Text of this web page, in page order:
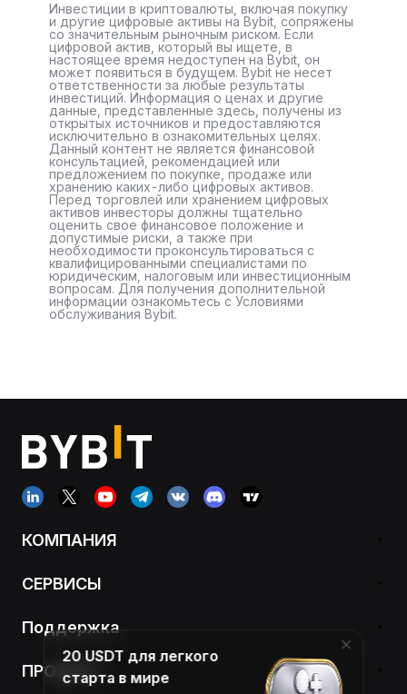
Инвестиции в криптовалюты, включая покупку
и другие цифровые активы на Bybit, сопряжены
со значительным рыночным риском. Если
цифровой актив, который вы ищете, в
настоящее время недоступен на Bybit, он
может появиться в будущем. Bybit не несет
ответственности за любые результаты
инвестиций. Информация о ценах и другие
данные, представленные здесь, получены из
открытых источников и предоставляются
исключительно в ознакомительных целях.
Данный контент не является финансовой
консультацией, рекомендацией или
предложением по покупке, продаже или
хранению каких-либо цифровых активов.
Перед торговлей или хранением цифровых
активов инвесторы должны тщательно
оценить свое финансовое положение и
допустимые риски, а также при
необходимости проконсультироваться с
квалифицированными специалистами по
юридическим, налоговым или инвестиционным
вопросам. Для получения дополнительной
информации ознакомьтесь с Условиями
обслуживания Bybit.
КОМПАНИЯ
СЕРВИСЫ
Поддержка
ПРОДУКТ
20 USDT для легкого
старта в мире